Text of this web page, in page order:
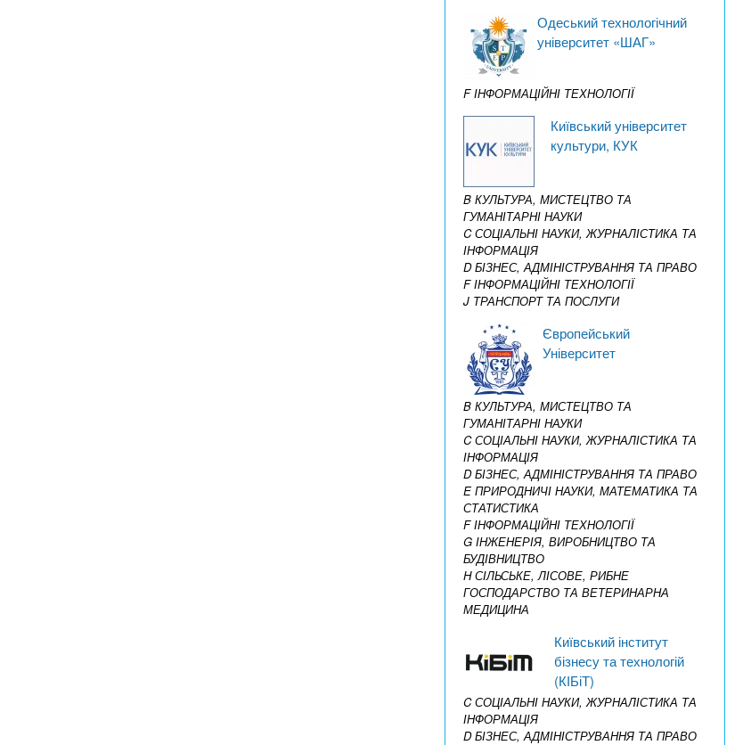
Одеський технологічний
університет «ШАГ»
F ІНФОРМАЦІЙНІ ТЕХНОЛОГІЇ
Київський університет
культури, КУК
B КУЛЬТУРА, МИСТЕЦТВО ТА
ГУМАНІТАРНІ НАУКИ
C СОЦІАЛЬНІ НАУКИ, ЖУРНАЛІСТИКА ТА
ІНФОРМАЦІЯ
D БІЗНЕС, АДМІНІСТРУВАННЯ ТА ПРАВО
F ІНФОРМАЦІЙНІ ТЕХНОЛОГІЇ
J ТРАНСПОРТ ТА ПОСЛУГИ
Європейський
Університет
B КУЛЬТУРА, МИСТЕЦТВО ТА
ГУМАНІТАРНІ НАУКИ
C СОЦІАЛЬНІ НАУКИ, ЖУРНАЛІСТИКА ТА
ІНФОРМАЦІЯ
D БІЗНЕС, АДМІНІСТРУВАННЯ ТА ПРАВО
E ПРИРОДНИЧІ НАУКИ, МАТЕМАТИКА ТА
СТАТИСТИКА
F ІНФОРМАЦІЙНІ ТЕХНОЛОГІЇ
G ІНЖЕНЕРІЯ, ВИРОБНИЦТВО ТА
БУДІВНИЦТВО
H СІЛЬСЬКЕ, ЛІСОВЕ, РИБНЕ
ГОСПОДАРСТВО ТА ВЕТЕРИНАРНА
МЕДИЦИНА
Київський інститут
бізнесу та технологій
(КІБіТ)
C СОЦІАЛЬНІ НАУКИ, ЖУРНАЛІСТИКА ТА
ІНФОРМАЦІЯ
D БІЗНЕС, АДМІНІСТРУВАННЯ ТА ПРАВО